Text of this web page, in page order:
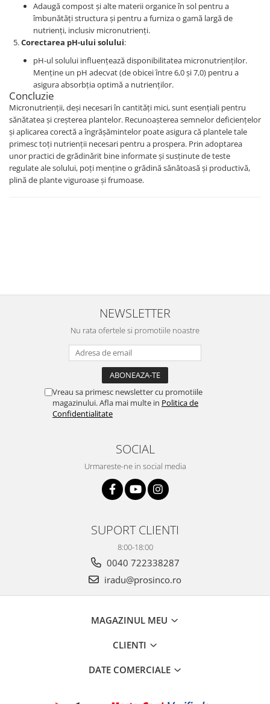
Adaugă compost și alte materii organice în sol pentru a
îmbunătăți structura și pentru a furniza o gamă largă de
nutrienți, inclusiv micronutrienți.
Corectarea pH-ului solului:
pH-ul solului influențează disponibilitatea micronutrienților.
Menține un pH adecvat (de obicei între 6,0 și 7,0) pentru a
asigura absorbția optimă a nutrienților.
Concluzie
Micronutrienții, deși necesari în cantități mici, sunt esențiali pentru
sănătatea și creșterea plantelor. Recunoașterea semnelor deficiențelor
și aplicarea corectă a îngrășămintelor poate asigura că plantele tale
primesc toți nutrienții necesari pentru a prospera. Prin adoptarea
unor practici de grădinărit bine informate și susținute de teste
regulate ale solului, poți menține o grădină sănătoasă și productivă,
plină de plante viguroase și frumoase.
NEWSLETTER
Nu rata ofertele si promotiile noastre
Vreau sa primesc newsletter cu promotiile
magazinului. Afla mai multe in Politica de
Confidentialitate
SOCIAL
Urmareste-ne in social media
SUPORT CLIENTI
8:00-18:00
0040 722338287
iradu@prosinco.ro
MAGAZINUL MEU
CLIENTI
DATE COMERCIALE